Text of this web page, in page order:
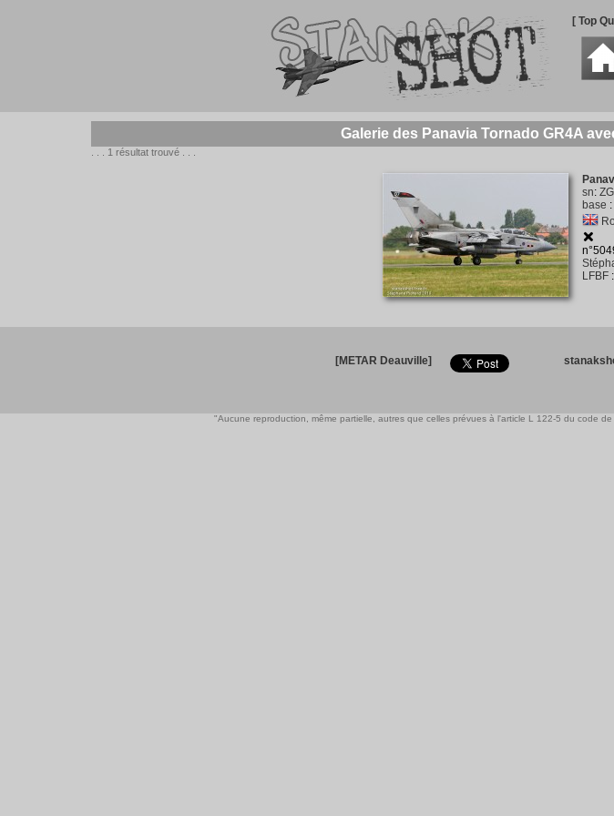
[ Top
Galerie des Panavia Tornado GR4A
. . . 1 résultat trouvé . . .
sn:
base :
LFBF:
[METAR Deauville]
"Aucune reproduction, même partielle, autres que celles prévues à l'article L 122-5 du code